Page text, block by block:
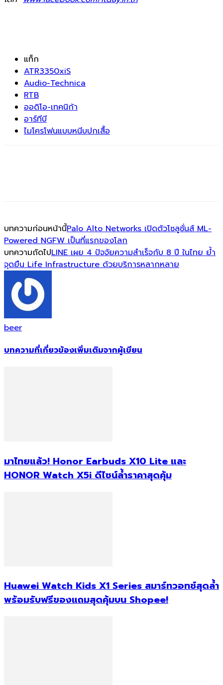
แท็ก
ATR3350xiS
Audio-Technica
RTB
ออดิโอ-เทคนิก้า
อาร์ทีบี
ไมโครโฟนแบบหนีบปกเสื้อ
บทความก่อนหน้านี้Palo Alto Networks เปิดตัวโซลูชั่นส์ ML-
Powered NGFW เป็นที่แรกของโลก
บทความถัดไปLINE เผย 4 ปัจจัยความสำเร็จกับ 8 ปี ในไทย ย้ำ
จุดยืน Life Infrastructure ด้วยบริการหลากหลาย
beer
บทความที่เกี่ยวข้องเพิ่มเติมจากผู้เขียน
มาไทยแล้ว! Honor Earbuds X10 Lite และ
HONOR Watch X5i ดีไซน์ล้ำราคาสุดคุ้ม
Huawei Watch Kids X1 Series สมาร์ทวอทช์สุดล้ำ
พร้อมรับฟรีของแถมสุดคุ้มบน Shopee!